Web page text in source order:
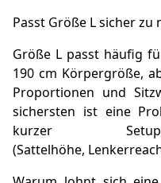
Passt Größe L sicher zu
Größe L passt häufig
190 cm Körpergröße,
Proportionen und
sichersten ist eine
kurzer Setup-
(Sattelhöhe,